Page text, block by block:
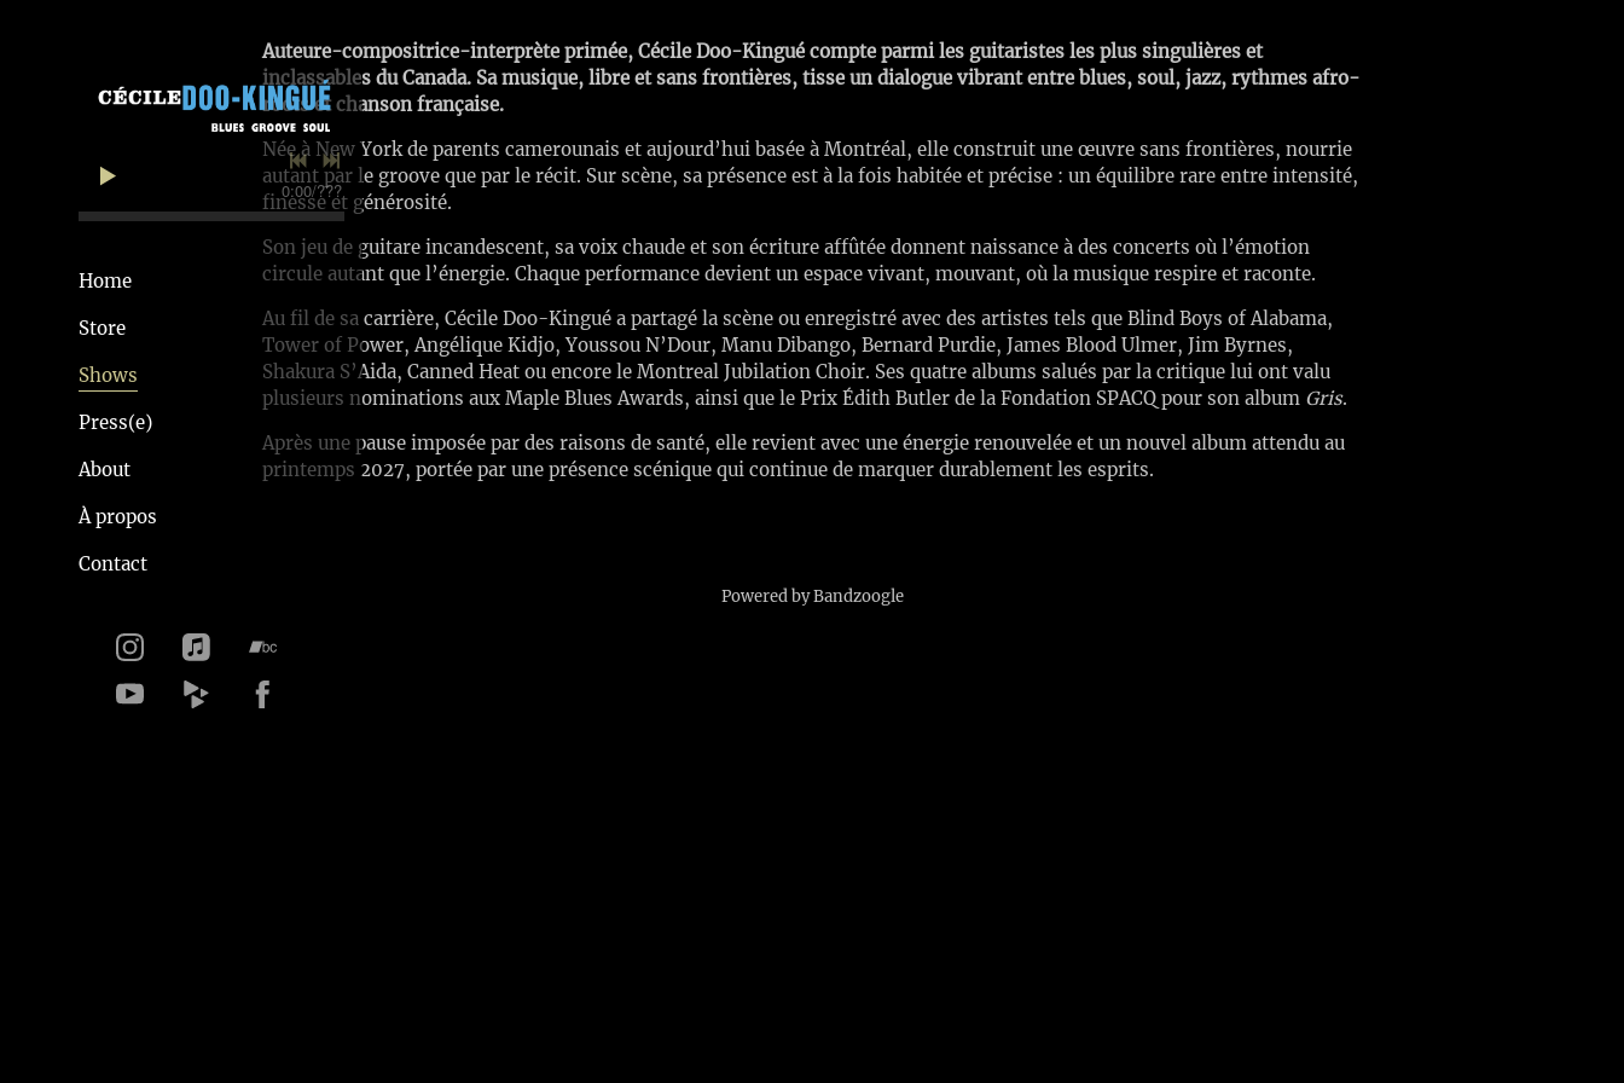
0:00/???
Home
Store
Shows
Press(e)
About
À propos
Contact
Auteure-compositrice-interprète primée, Cécile Doo-Kingué compte parmi les guitaristes les plus singulières et
inclassables du Canada. Sa musique, libre et sans frontières, tisse un dialogue vibrant entre blues, soul, jazz, rythmes afro-
roots et chanson française.
Née à New York de parents camerounais et aujourd’hui basée à Montréal, elle construit une œuvre sans frontières, nourrie
autant par le groove que par le récit. Sur scène, sa présence est à la fois habitée et précise : un équilibre rare entre intensité,
finesse et générosité.
Son jeu de guitare incandescent, sa voix chaude et son écriture affûtée donnent naissance à des concerts où l’émotion
circule autant que l’énergie. Chaque performance devient un espace vivant, mouvant, où la musique respire et raconte.
Au fil de sa carrière, Cécile Doo-Kingué a partagé la scène ou enregistré avec des artistes tels que Blind Boys of Alabama,
Tower of Power, Angélique Kidjo, Youssou N’Dour, Manu Dibango, Bernard Purdie, James Blood Ulmer, Jim Byrnes,
Shakura S’Aida, Canned Heat ou encore le Montreal Jubilation Choir. Ses quatre albums salués par la critique lui ont valu
plusieurs nominations aux Maple Blues Awards, ainsi que le Prix Édith Butler de la Fondation SPACQ pour son album Gris.
Après une pause imposée par des raisons de santé, elle revient avec une énergie renouvelée et un nouvel album attendu au
printemps 2027, portée par une présence scénique qui continue de marquer durablement les esprits.
Powered by Bandzoogle